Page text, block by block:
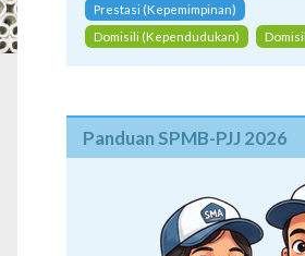
Prestasi (Kepemimpinan)
Domisili (Kependudukan)
Panduan SPMB-PJJ 2026